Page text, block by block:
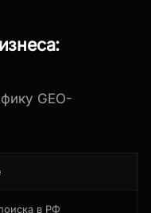
GEO-
в РФ